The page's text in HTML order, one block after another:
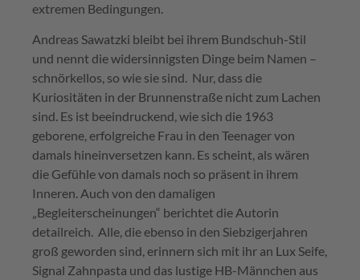
extremen Bedingungen.
Andreas Sawatzki bleibt bei ihrem Bundschuh-Stil
und nennt die widersinnigsten Dinge beim Namen –
schnörkellos, so wie sie sind. Nur, dass die
Kuriositäten in der Brunnenstraße nicht zum Lachen
sind. Es ist beeindruckend, wie sich die 1963
geborene, erfolgreiche Frau in den Teenager von
damals hineinversetzen kann. Es scheint, als wären
die Gefühle von damals noch so präsent in ihrem
Inneren. Auch von den damaligen
„Begleiterscheinungen“ berichtet die Autorin
detailreich. Alle, die ebenso in den Siebzigerjahren
groß geworden sind, erinnern sich mit ihr an Lux Seife,
Signal Zahnpasta und das lustige HB-Männchen aus